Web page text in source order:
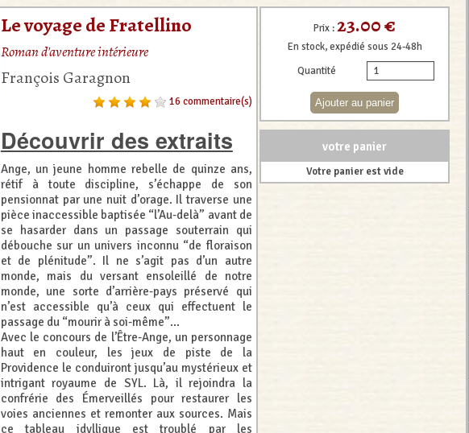
Le voyage de Fratellino
Roman d'aventure intérieure
François Garagnon
16 commentaire(s)
Découvrir des extraits
Ange, un jeune homme rebelle de quinze ans,
rétif à toute discipline, s’échappe de son
pensionnat par une nuit d’orage. Il traverse une
pièce inaccessible baptisée “l’Au-delà” avant de
se hasarder dans un passage souterrain qui
débouche sur un univers inconnu “de floraison
et de plénitude”. Il ne s’agit pas d’un autre
monde, mais du versant ensoleillé de notre
monde, une sorte d’arrière-pays préservé qui
n’est accessible qu’à ceux qui effectuent le
passage du “mourir à soi-même”...
Avec le concours de l’Être-Ange, un personnage
haut en couleur, les jeux de piste de la
Providence le conduiront jusqu’au mystérieux et
intrigant royaume de SYL. Là, il rejoindra la
confrérie des Émerveillés pour restaurer les
voies anciennes et remonter aux sources. Mais
ce tableau idyllique est troublé par les
Prix :23.00 €
En stock, expédié sous 24-48h
Quantité
votre panier
Votre panier est vide